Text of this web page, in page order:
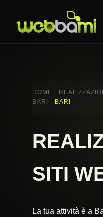
HOME
BARI
BARI
SITI
La tua attività è a